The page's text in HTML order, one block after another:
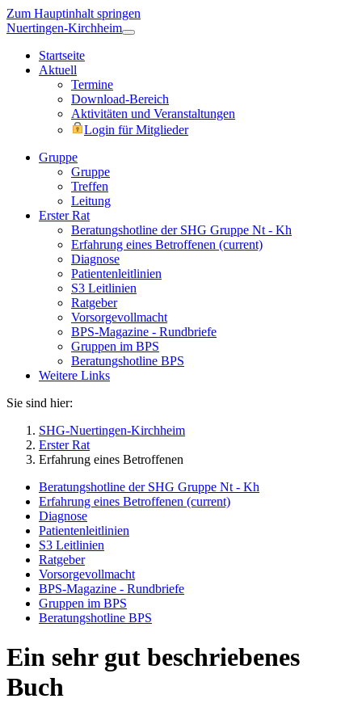
Zum Hauptinhalt springen
Nuertingen-Kirchheim
Startseite
Aktuell
Termine
Download-Bereich
Aktivitäten und Veranstaltungen
Login für Mitglieder
Gruppe
Gruppe
Treffen
Leitung
Erster Rat
Beratungshotline der SHG Gruppe Nt - Kh
Erfahrung eines Betroffenen (current)
Diagnose
Patientenleitlinien
S3 Leitlinien
Ratgeber
Vorsorgevollmacht
BPS-Magazine - Rundbriefe
Gruppen im BPS
Beratungshotline BPS
Weitere Links
Sie sind hier:
SHG-Nuertingen-Kirchheim
Erster Rat
Erfahrung eines Betroffenen
Beratungshotline der SHG Gruppe Nt - Kh
Erfahrung eines Betroffenen (current)
Diagnose
Patientenleitlinien
S3 Leitlinien
Ratgeber
Vorsorgevollmacht
BPS-Magazine - Rundbriefe
Gruppen im BPS
Beratungshotline BPS
Ein sehr gut beschriebenes
Buch